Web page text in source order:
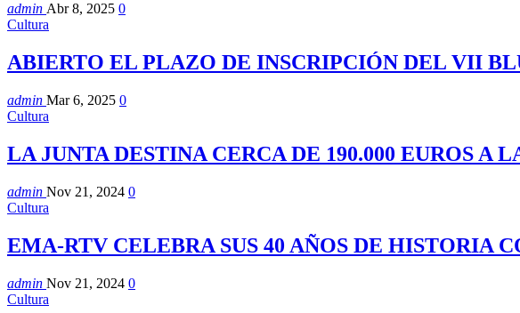
admin Abr 8, 2025 0
Cultura
ABIERTO EL PLAZO DE INSCRIPCIÓN DEL VII
admin Mar 6, 2025 0
Cultura
LA JUNTA DESTINA CERCA DE 190.000 EUROS A
admin Nov 21, 2024 0
Cultura
EMA-RTV CELEBRA SUS 40 AÑOS DE HISTORIA
admin Nov 21, 2024 0
Cultura